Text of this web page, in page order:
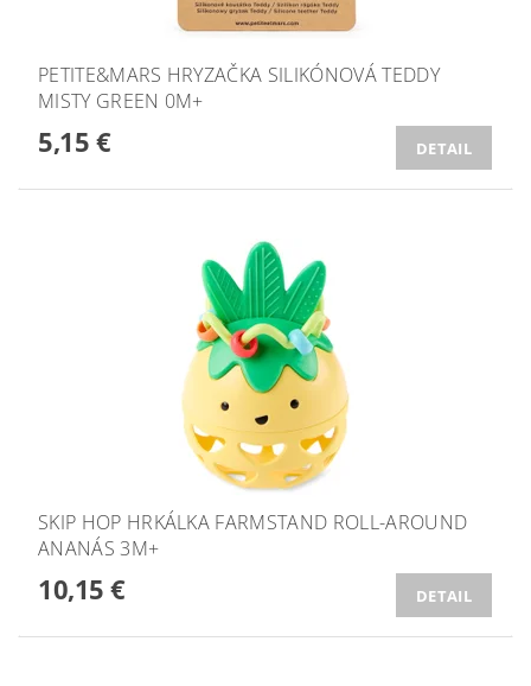
PETITE&MARS HRYZAČKA SILIKÓNOVÁ TEDDY
MISTY GREEN 0M+
5,15 € DETAIL
SKIP HOP HRKÁLKA FARMSTAND ROLL-AROUND
ANANÁS 3M+
10,15 € DETAIL